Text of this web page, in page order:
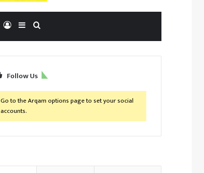
Log InSidebarSearch for
Follow Us
Go to the Arqam options page to set your social
accounts.